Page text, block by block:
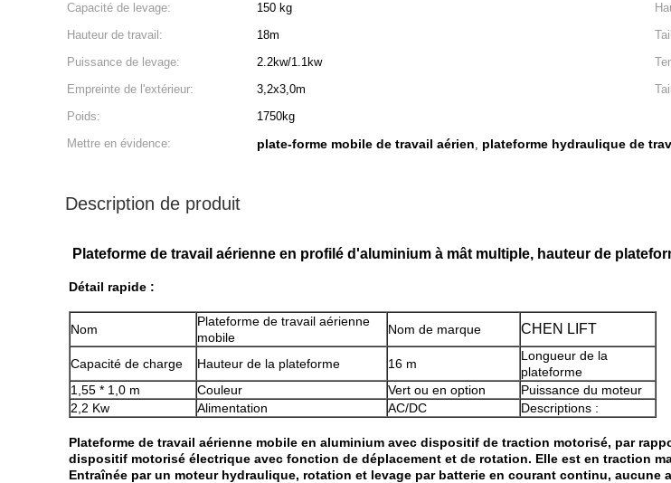
Capacité de levage: 150 kg
Hauteur de travail:
18m
Puissance de levage:
2.2kw/1.1kw
Empreinte de l'extérieur:
3,2x3,0m
Poids:
1750kg
Mettre en évidence:
plate-forme mobile de travail aérien, plateforme hydraulique de
Description de produit
Plateforme de travail aérienne en profilé d'aluminium à mât multiple, hauteur de
Détail rapide :
Nom
Plateforme de travail aérienne
mobile
Nom de marque CHEN LIFT
Capacité de charge Hauteur de la plateforme 16 m
Longueur de la
plateforme
1,55 * 1,0 m
Couleur Vert ou en option
Puissance du moteur
2,2 Kw
Alimentation AC/DC Descriptions :
Plateforme de travail aérienne mobile en aluminium avec dispositif de traction motorisé, par
dispositif motorisé électrique avec fonction de déplacement et de rotation. Elle est en traction
Entraînée par un moteur hydraulique, rotation et levage par batterie en courant continu,